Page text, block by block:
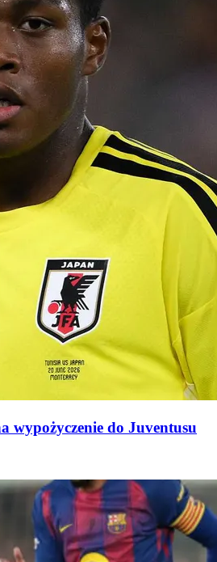
wypożyczenie do Juventusu